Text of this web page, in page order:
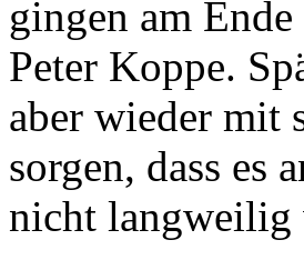
gingen am
Peter Koppe.
aber wieder mit
sorgen, dass es
nicht langweilig